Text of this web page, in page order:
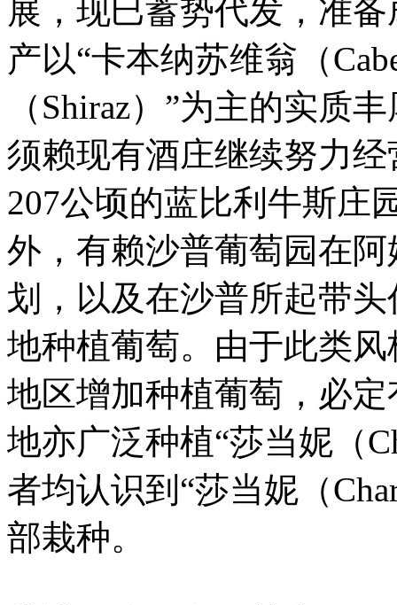
展，现巳蓄势代发，准
产以“卡本纳苏维翁（
（Shiraz）”为主的实质
须赖现有酒庄继续努力
207公顷的蓝比利牛斯庄
外，有赖沙普葡萄园在
划，以及在沙普所起带
地种植葡萄。由于此类
地区增加种植葡萄，必
地亦广泛种植“莎当妮（
者均认识到“莎当妮（
部栽种。